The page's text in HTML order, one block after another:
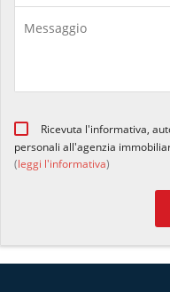
Ricevuta l'informativa,
personali all'agenzia
(leggi l'informativa)